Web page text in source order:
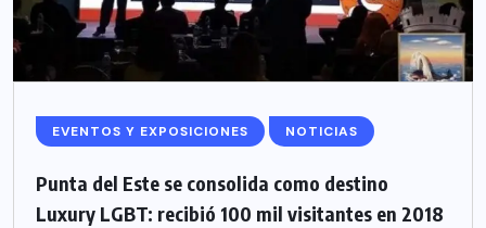
EVENTOS Y EXPOSICIONES NOTICIAS
Punta del Este se consolida como destino
Luxury LGBT: recibió 100 mil visitantes en 2018